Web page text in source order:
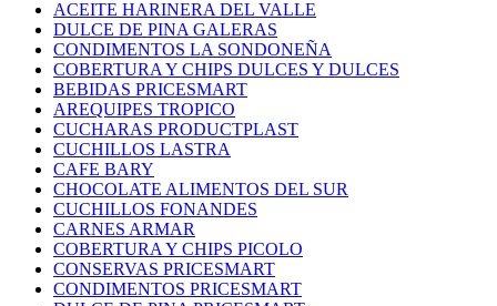
ACEITE HARINERA DEL VALLE
DULCE DE PINA GALERAS
CONDIMENTOS LA SONDONEÑA
COBERTURA Y CHIPS DULCES Y DULCES
BEBIDAS PRICESMART
AREQUIPES TROPICO
CUCHARAS PRODUCTPLAST
CUCHILLOS LASTRA
CAFE BARY
CHOCOLATE ALIMENTOS DEL SUR
CUCHILLOS FONANDES
CARNES ARMAR
COBERTURA Y CHIPS PICOLO
CONSERVAS PRICESMART
CONDIMENTOS PRICESMART